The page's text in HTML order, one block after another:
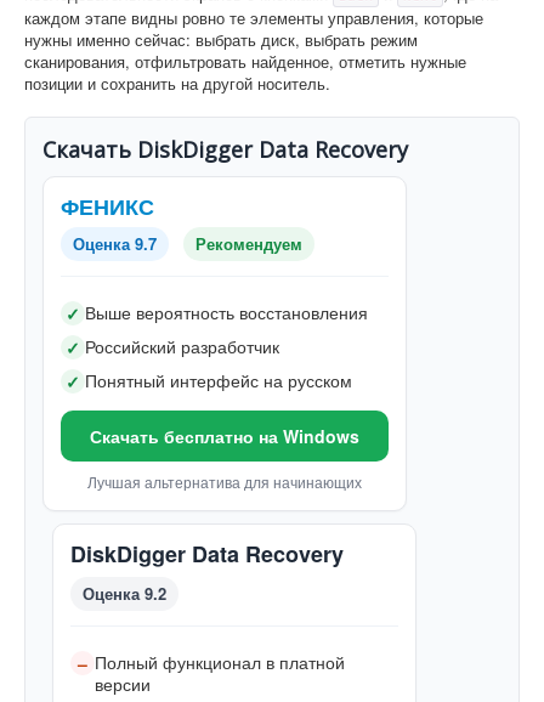
каждом этапе видны ровно те элементы управления, которые
нужны именно сейчас: выбрать диск, выбрать режим
сканирования, отфильтровать найденное, отметить нужные
позиции и сохранить на другой носитель.
Скачать DiskDigger Data Recovery
ФЕНИКС
Оценка 9.7 Рекомендуем
✓ Выше вероятность восстановления
✓ Российский разработчик
✓ Понятный интерфейс на русском
Скачать бесплатно на Windows
Лучшая альтернатива для начинающих
DiskDigger Data Recovery
Оценка 9.2
– Полный функционал в платной
версии